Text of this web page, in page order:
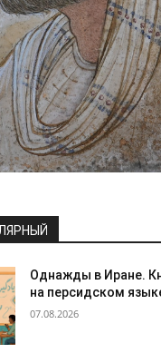
Однажды в Иране.
на персидском
07.08.2026